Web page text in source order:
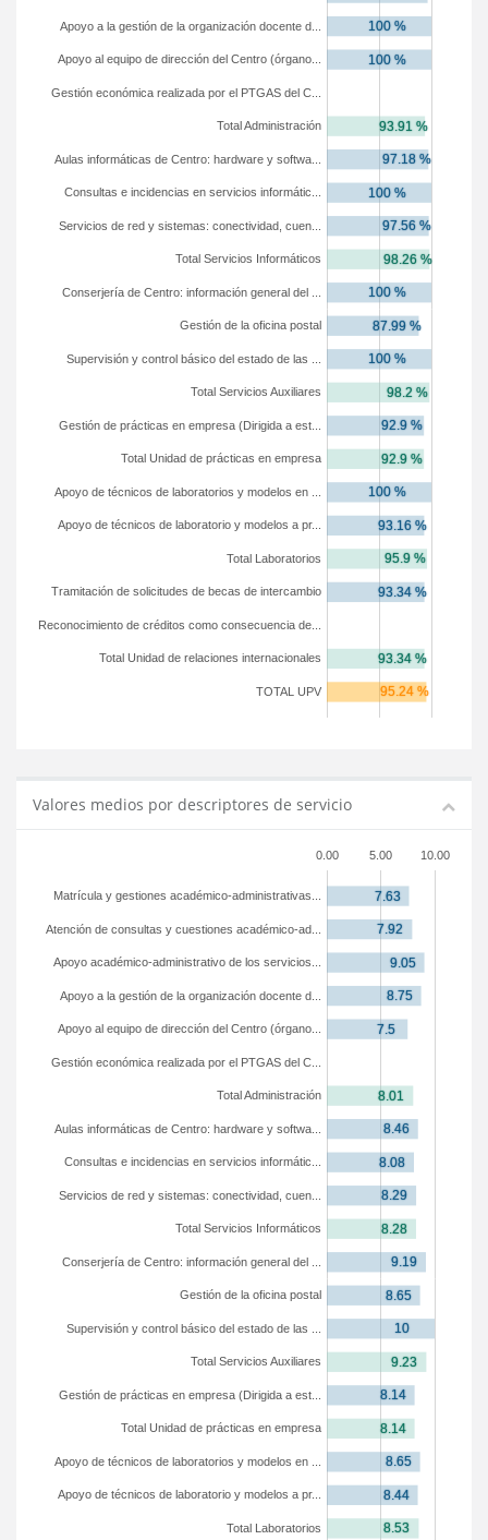
TOTAL UPV
Total Unidad de relaciones internacionales
Reconocimiento de créditos como consecuencia de...
Tramitación de solicitudes de becas de intercambio
Total Laboratorios
Apoyo de técnicos de laboratorio y modelos a pr...
Apoyo de técnicos de laboratorios y modelos en ...
Total Unidad de prácticas en empresa
Gestión de prácticas en empresa (Dirigida a est...
Total Servicios Auxiliares
Supervisión y control básico del estado de las ...
Gestión de la oficina postal
Conserjería de Centro: información general del ...
Total Servicios Informáticos
Servicios de red y sistemas: conectividad, cuen...
Consultas e incidencias en servicios informátic...
Aulas informáticas de Centro: hardware y softwa...
Total Administración
Gestión económica realizada por el PTGAS del C...
Apoyo al equipo de dirección del Centro (órgano...
Apoyo a la gestión de la organización docente d...
Valores medios por descriptores de servicio
0.00 5.00 10.00
Total Laboratorios
Apoyo de técnicos de laboratorio y modelos a pr...
Apoyo de técnicos de laboratorios y modelos en ...
Total Unidad de prácticas en empresa
Gestión de prácticas en empresa (Dirigida a est...
Total Servicios Auxiliares
Supervisión y control básico del estado de las ...
Gestión de la oficina postal
Conserjería de Centro: información general del ...
Total Servicios Informáticos
Servicios de red y sistemas: conectividad, cuen...
Consultas e incidencias en servicios informátic...
Aulas informáticas de Centro: hardware y softwa...
Total Administración
Gestión económica realizada por el PTGAS del C...
Apoyo al equipo de dirección del Centro (órgano...
Apoyo a la gestión de la organización docente d...
Apoyo académico-administrativo de los servicios...
Atención de consultas y cuestiones académico-ad...
Matrícula y gestiones académico-administrativas...